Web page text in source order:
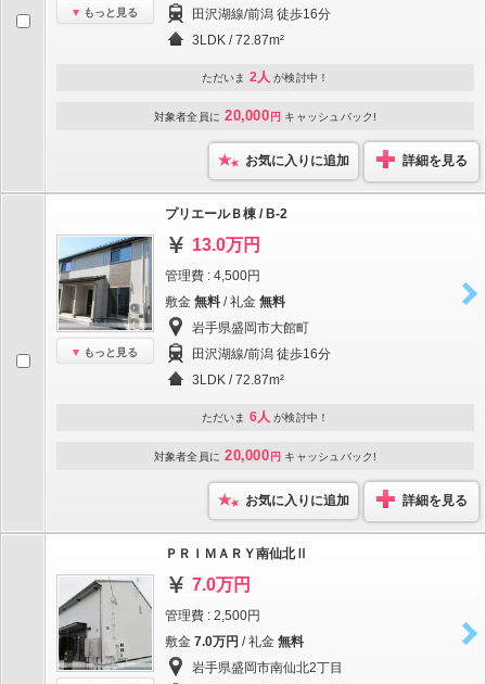
もっと見る
田沢湖線/前潟 徒歩16分
3LDK / 72.87m²
ただいま 2人 が検討中！
対象者全員に 20,000 円 キャッシュバック!
お気に入りに追加 詳細を見る
もっと見る
プリエールＢ棟 / B-2
13.0万円
管理費 : 4,500円
敷金 無料 / 礼金 無料
岩手県盛岡市大館町
田沢湖線/前潟 徒歩16分
3LDK / 72.87m²
ただいま 6人 が検討中！
対象者全員に 20,000 円 キャッシュバック!
お気に入りに追加 詳細を見る
ＰＲＩＭＡＲＹ南仙北Ⅱ
7.0万円
管理費 : 2,500円
敷金 7.0万円 / 礼金 無料
岩手県盛岡市南仙北2丁目